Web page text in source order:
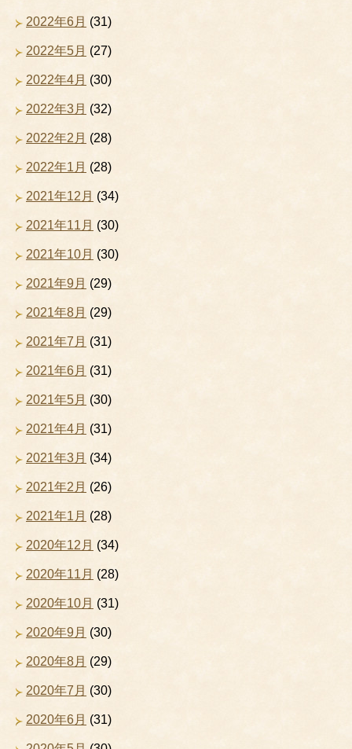
2022年6月 (31)
2022年5月 (27)
2022年4月 (30)
2022年3月 (32)
2022年2月 (28)
2022年1月 (28)
2021年12月 (34)
2021年11月 (30)
2021年10月 (30)
2021年9月 (29)
2021年8月 (29)
2021年7月 (31)
2021年6月 (31)
2021年5月 (30)
2021年4月 (31)
2021年3月 (34)
2021年2月 (26)
2021年1月 (28)
2020年12月 (34)
2020年11月 (28)
2020年10月 (31)
2020年9月 (30)
2020年8月 (29)
2020年7月 (30)
2020年6月 (31)